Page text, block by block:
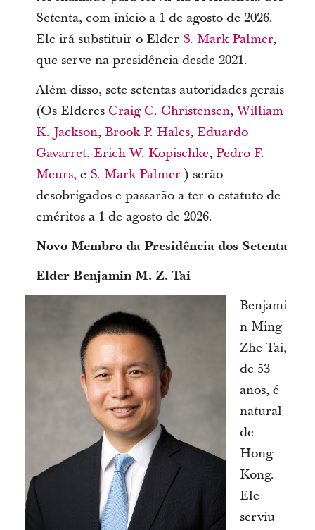
Setenta, com início a 1 de agosto de 2026.
Ele irá substituir o Elder S. Mark Palmer,
que serve na presidência desde 2021.
Além disso, sete setentas autoridades gerais
(Os Elderes Craig C. Christensen,William
K. Jackson, Brook P. Hales, Eduardo
Gavarret, Erich W. Kopischke,Pedro F.
Meurs,e S. Mark Palmer ) serão
desobrigados e passarão a ter o estatuto de
eméritos a 1 de agosto de 2026.
Novo Membro da Presidência dos Setenta
Elder Benjamin M. Z. Tai
Benjami
n Ming
Zhe Tai,
de 53
anos, é
natural
de
Hong
Kong.
Ele
serviu